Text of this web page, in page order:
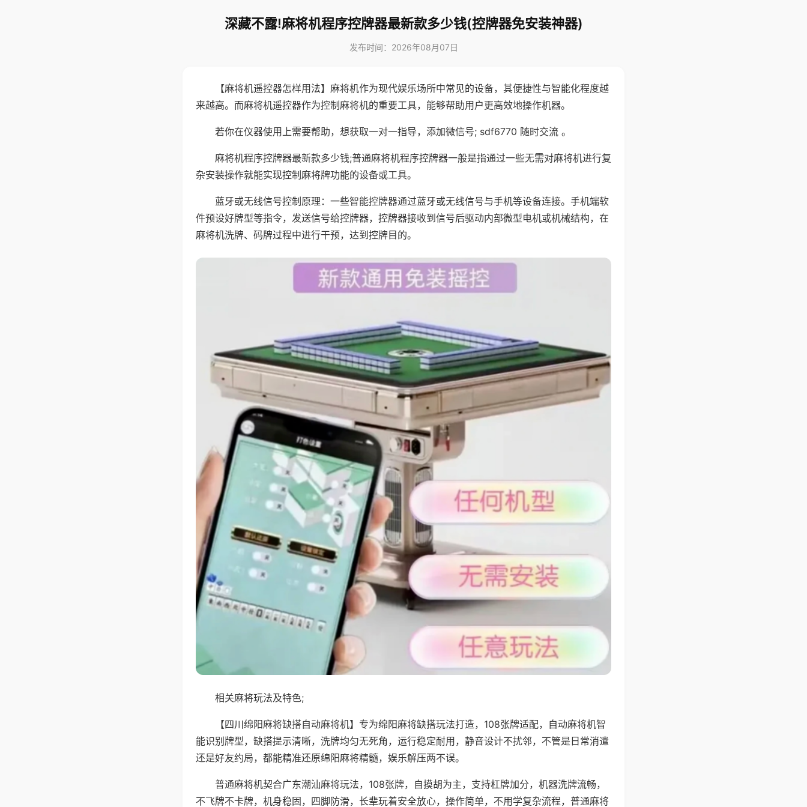
深藏不露!麻将机程序控牌器最新款多少钱(控牌器免安装神器)
发布时间：2026年08月07日
【麻将机遥控器怎样用法】麻将机作为现代娱乐场所中常见的设备，其便捷性与智能化程度越
来越高。而麻将机遥控器作为控制麻将机的重要工具，能够帮助用户更高效地操作机器。
若你在仪器使用上需要帮助，想获取一对一指导，添加微信号; sdf6770 随时交流 。
麻将机程序控牌器最新款多少钱;普通麻将机程序控牌器一般是指通过一些无需对麻将机进行复
杂安装操作就能实现控制麻将牌功能的设备或工具。
蓝牙或无线信号控制原理：一些智能控牌器通过蓝牙或无线信号与手机等设备连接。手机端软
件预设好牌型等指令，发送信号给控牌器，控牌器接收到信号后驱动内部微型电机或机械结构，在
麻将机洗牌、码牌过程中进行干预，达到控牌目的。
相关麻将玩法及特色;
【四川绵阳麻将缺搭自动麻将机】专为绵阳麻将缺搭玩法打造，108张牌适配，自动麻将机智
能识别牌型，缺搭提示清晰，洗牌均匀无死角，运行稳定耐用，静音设计不扰邻，不管是日常消遣
还是好友约局，都能精准还原绵阳麻将精髓，娱乐解压两不误。
普通麻将机契合广东潮汕麻将玩法，108张牌，自摸胡为主，支持杠牌加分，机器洗牌流畅，
不飞牌不卡牌，机身稳固，四脚防滑，长辈玩着安全放心，操作简单，不用学复杂流程，普通麻将